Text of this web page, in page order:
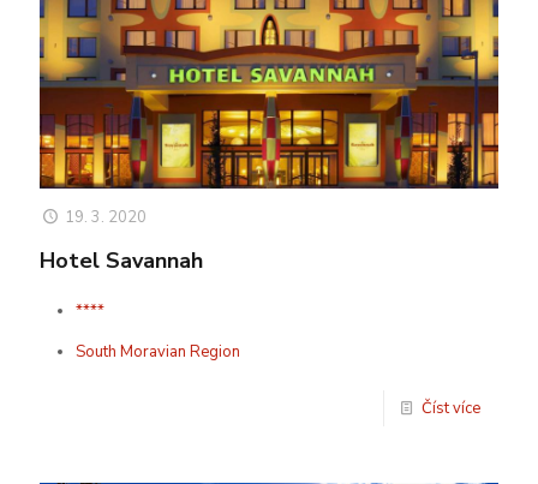
19. 3. 2020
Hotel Savannah
****
South Moravian Region
Číst více